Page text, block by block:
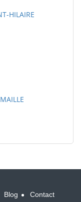
HILAIRE
Blog Contact